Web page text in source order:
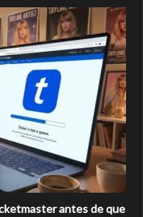
antes de que